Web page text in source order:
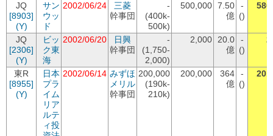
JQ
[8903]
(Y)
サン
ウッ
ド
2002/06/24
三菱
幹事団
-
(400k-
500k)
500,000 7.50
億
-
()
JQ
[2306]
(Y)
ビッ
ク東
海
2002/06/20
日興
幹事団
-
(1,750-
2,000)
2,000
20.0
億
-
()
東R
[8955]
(Y)
日本
プラ
イム
リア
ルテ
ィ投
2002/06/14 みずほ
メリル
幹事団
200,000
(190k-
210k)
200,000
364
億
-
()